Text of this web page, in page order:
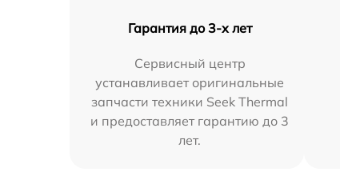
Гарантия до 3-х лет
Сервисный центр
устанавливает оригинальные
запчасти техники Seek Thermal
и предоставляет гарантию до 3
лет.